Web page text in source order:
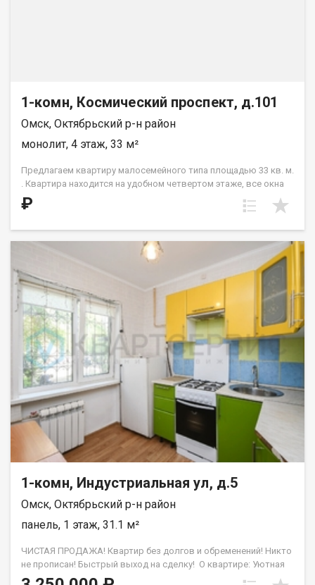
1-комн, Космический проспект, д.101
Омск, Октябрьский р-н район
монолит, 4 этаж, 33 м²
Предлагаем квартиру малосемейного типа площадью 33 кв. м.
. Квартира находится на удобном четвертом этаже, все окна
выходят в тихий двор. Арт. 137127508
₽
1-комн, Индустриальная ул, д.5
Омск, Октябрьский р-н район
панель, 1 этаж, 31.1 м²
ЧИСТАЯ ПРОДАЖА! Квартир без долгов и обременений! Никто
не прописан! Быстрый выход на сделку! О квартире: Уютная
компактная однокомнатная квартира в районе с развитой